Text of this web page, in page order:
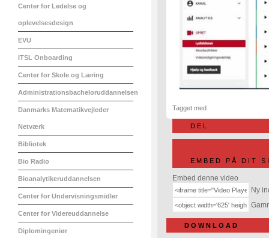
Center for Ledelse og
oplevelsesdesign
EVU
ITSL Onboarding
Center for Skole og Læring
Administrationsbacheloruddannelsen
Danmarks Matematikvejleder
Netværk
Bibliotek
Bio Radio
Bioanalytikeruddannelsen
Center for Undervisningsmidler
Center for Videreuddannelse
Diplomingeniør
Tagget med
DEL
EMBED PÅ DIT
Embed denne video
Ny
DOWNLOAD